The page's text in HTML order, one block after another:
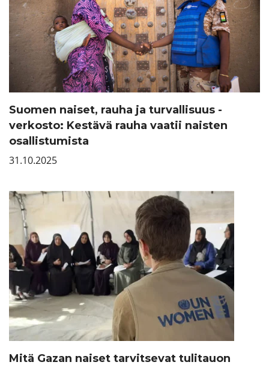
Suomen naiset, rauha ja turvallisuus -
verkosto: Kestävä rauha vaatii naisten
osallistumista
31.10.2025
Mitä Gazan naiset tarvitsevat tulitauon